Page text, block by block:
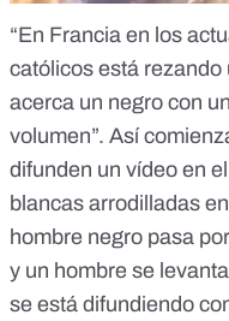
“En Francia en los
católicos está rezando
acerca un negro con
volumen”. Así
difunden un vídeo en
blancas arrodilladas
hombre negro pasa
y un hombre se
se está difundiendo